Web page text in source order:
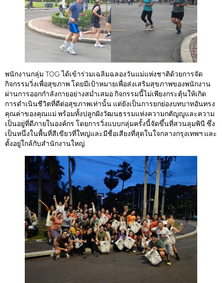
พนักงานกลุ่ม TOG ได้เข้าร่วมเฉลิมฉลองวันแม่แห่งชาติด้วยการจัด
กิจกรรมวิ่งเพื่อสุขภาพ โดยมีเป้าหมายเพื่อส่งเสริมสุขภาพของพนักงาน
ผ่านการออกกำลังกายอย่างสม่ำเสมอ กิจกรรมนี้ไม่เพียงกระตุ้นให้เกิด
การดำเนินชีวิตที่ดีต่อสุขภาพเท่านั้น แต่ยังเป็นการยกย่องบทบาทอันทรง
คุณค่าของคุณแม่ พร้อมทั้งปลูกฝังวัฒนธรรมแห่งความกตัญญูและความ
เป็นอยู่ที่ดีภายในองค์กร โดยการวิ่งแบบกลุ่มครั้งนี้จัดขึ้นที่สวนลุมพินี ซึ่ง
เป็นหนึ่งในพื้นที่สีเขียวที่ใหญ่และมีชื่อเสียงที่สุดในใจกลางกรุงเทพฯ และ
ตั้งอยู่ใกล้กับสำนักงานใหญ่